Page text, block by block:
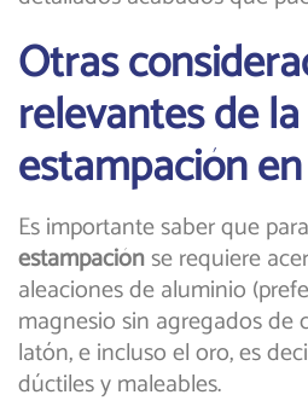
Otras
relevantes de la
estampación
Es importante saber que
estampaciónse requiere
aleaciones de aluminio
magnesio sin agregados de
latón, e incluso el oro, es
dúctiles y maleables.